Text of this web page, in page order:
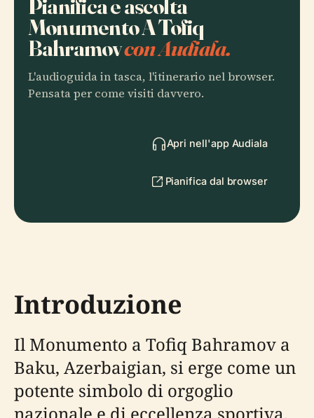
Pianifica e ascolta
Monumento A Tofiq
Bahramovcon Audiala.
L'audioguida in tasca, l'itinerario nel browser.
Pensata per come visiti davvero.
Apri nell'app Audiala
Pianifica dal browser
Introduzione
Il Monumento a Tofiq Bahramov a
Baku, Azerbaigian, si erge come un
potente simbolo di orgoglio